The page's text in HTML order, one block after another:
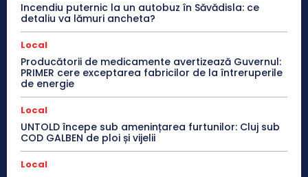
Incendiu puternic la un autobuz în Săvădisla: ce
detaliu va lămuri ancheta?
Local
Producătorii de medicamente avertizează Guvernul:
PRIMER cere exceptarea fabricilor de la întreruperile
de energie
Local
UNTOLD începe sub amenințarea furtunilor: Cluj sub
COD GALBEN de ploi și vijelii
Local